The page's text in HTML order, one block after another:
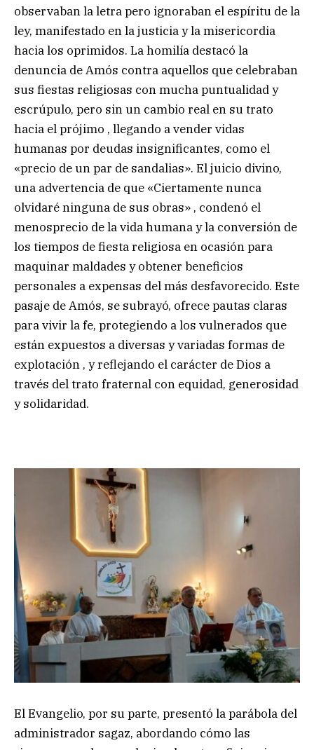
observaban la letra pero ignoraban el espíritu de la
ley, manifestado en la justicia y la misericordia
hacia los oprimidos. La homilía destacó la
denuncia de Amós contra aquellos que celebraban
sus fiestas religiosas con mucha puntualidad y
escrúpulo, pero sin un cambio real en su trato
hacia el prójimo , llegando a vender vidas
humanas por deudas insignificantes, como el
«precio de un par de sandalias». El juicio divino,
una advertencia de que «Ciertamente nunca
olvidaré ninguna de sus obras» , condenó el
menosprecio de la vida humana y la conversión de
los tiempos de fiesta religiosa en ocasión para
maquinar maldades y obtener beneficios
personales a expensas del más desfavorecido. Este
pasaje de Amós, se subrayó, ofrece pautas claras
para vivir la fe, protegiendo a los vulnerados que
están expuestos a diversas y variadas formas de
explotación , y reflejando el carácter de Dios a
través del trato fraternal con equidad, generosidad
y solidaridad.
El Evangelio, por su parte, presentó la parábola del
administrador sagaz, abordando cómo las